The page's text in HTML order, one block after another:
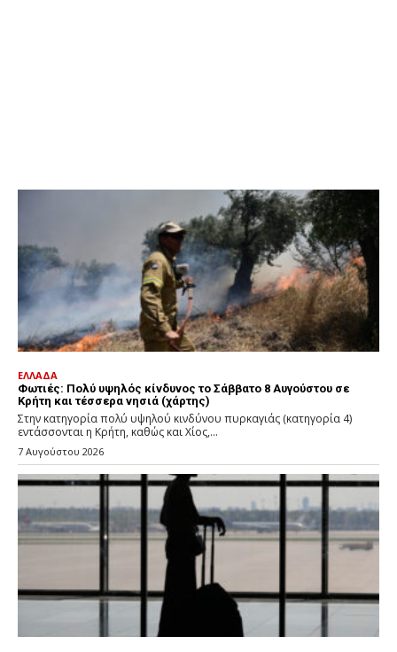
ΕΛΛΑΔΑ
Φωτιές: Πολύ υψηλός κίνδυνος το Σάββατο 8 Αυγούστου σε
Κρήτη και τέσσερα νησιά (χάρτης)
Στην κατηγορία πολύ υψηλού κινδύνου πυρκαγιάς (κατηγορία 4)
εντάσσονται η Κρήτη, καθώς και Χίος,...
7 Αυγούστου 2026